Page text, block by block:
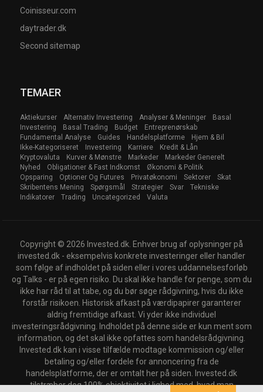
Coinisseur.com
daytrader.dk
Second sitemap
TEMAER
Aktiekurser Alternativ Investering Analyser & Meninger
Basal
Investering
Basal Trading Budget
Entreprenørskab
Fundamental Analyse
Guides Handelsplatforme
Hjem & Bil
Ikke-Kategoriseret
Investering Karriere
Kredit & Lån
Kryptovaluta
Kurver & Mønstre Markeder
Markeder Generelt
Nyhed
Obligationer & Fast Indkomst
Økonomi & Politik
Opsparing
Optioner Og Futures Privatøkonomi Sektorer
Skat
Skribentens Mening
Spørgsmål Strategier Svar
Tekniske
Indikatorer
Trading Uncategorized Valuta
Copyright © 2026 Invested.dk. Enhver brug af oplysninger på
invested.dk - eksempelvis konkrete investeringer eller handler
som følge af indholdet på siden eller i vores uddannelsesforløb
og Talks - er på egen risiko. Du skal ikke handle for penge, som du
ikke har råd til at tabe, og du bør søge rådgivning, hvis du ikke
forstår risikoen. Historisk afkast på værdipapirer garanterer
aldrig fremtidige afkast. Vi yder ikke individuel
investeringsrådgivning. Indholdet på denne side er kun ment som
information, og det skal ikke opfattes som handelsrådgivning.
Invested.dk kan i visse tilfælde modtage kommission og/eller
betaling og/eller fordele for annoncering fra de
handelsplatforme, der er omtalt her på siden. Invested.dk
tilstræber dog 100% objektivitet i lighed med, hvad man